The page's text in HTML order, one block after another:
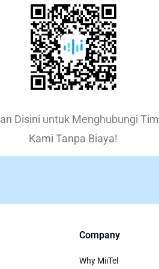
Disini untuk Menghubungi Tim
Kami Tanpa Biaya!
Company
Why MiiTel